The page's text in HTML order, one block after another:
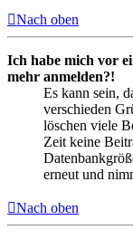
Nach oben
Ich habe mich vor
mehr anmelden?!
Es kann sein,
verschieden
löschen viele
Zeit keine
erneut und
Nach oben